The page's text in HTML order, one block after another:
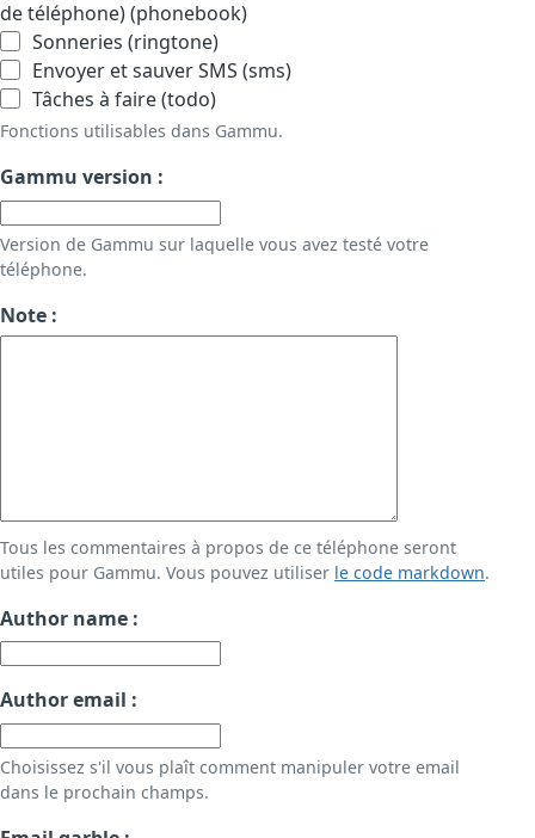
de téléphone) (phonebook)
Sonneries (ringtone)
Envoyer et sauver SMS (sms)
Tâches à faire (todo)
Fonctions utilisables dans Gammu.
Gammu version :
Version de Gammu sur laquelle vous avez testé votre
téléphone.
Note :
Tous les commentaires à propos de ce téléphone seront
utiles pour Gammu. Vous pouvez utiliser le code markdown.
Author name :
Author email :
Choisissez s'il vous plaît comment manipuler votre email
dans le prochain champs.